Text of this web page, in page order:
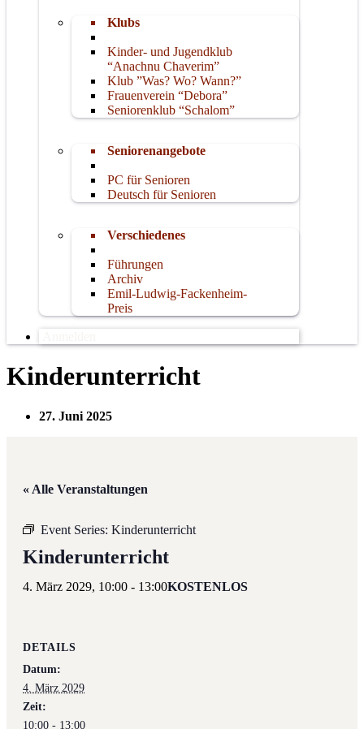
Klubs
Kinder- und Jugendklub
“Anachnu Chaverim”
Klub ”Was? Wo? Wann?”
Frauenverein “Debora”
Seniorenklub “Schalom”
Seniorenangebote
PC für Senioren
Deutsch für Senioren
Verschiedenes
Führungen
Archiv
Emil-Ludwig-Fackenheim-
Preis
Kinderunterricht
27. Juni 2025
« Alle Veranstaltungen
Event Series: Kinderunterricht
Kinderunterricht
4. März 2029, 10:00 - 13:00KOSTENLOS
DETAILS
Datum:
4. März 2029
Zeit:
10:00 - 13:00